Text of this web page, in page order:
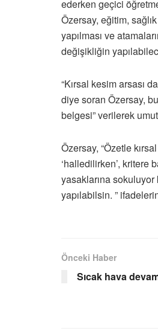
ederken geçici
Özersay, eğitim,
yapılması ve
değişikliğin
“Kırsal kesim arsası
diye soran Özersay,
belgesi” verilerek
Özersay, “Özetle
‘halledilirken’, kritere
yasaklarına sokuluyor
yapılabilsin. ”
Önceki Haber
Sıcak hava